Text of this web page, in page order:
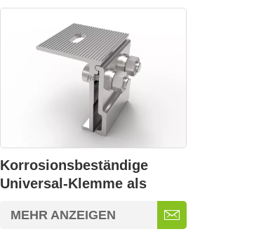
Korrosionsbeständige
Universal-Klemme als
Solarmodulhalterungen
MEHR ANZEIGEN